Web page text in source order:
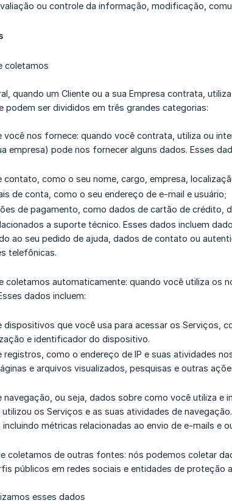
ou controle da informação, modificação,
coletamos
quando um Cliente ou a sua Empresa contrata,
podem ser divididos em três grandes categorias:
você nos fornece: quando você contrata, utiliza ou
empresa) pode nos fornecer alguns dados. Esses
contato, como o seu nome, cargo, empresa,
de conta, como o seu endereço de e-mail e usuário;
de pagamento, como dados de cartão de crédito,
a suporte técnico. Esses dados incluem
ao seu pedido de ajuda, dados de contato ou
telefônicas.
coletamos automaticamente: quando você utiliza os
dados incluem:
dispositivos que você usa para acessar os Serviços,
e identificador do dispositivo.
registros, como o endereço de IP e suas atividades
e arquivos visualizados, pesquisas e outras
navegação, ou seja, dados sobre como você utiliza e
utilizou os Serviços e as suas atividades de
incluindo métricas relacionadas ao envio de e-mails e
coletamos de outras fontes: nós podemos coletar
públicos em redes sociais e entidades de proteção
esses dados